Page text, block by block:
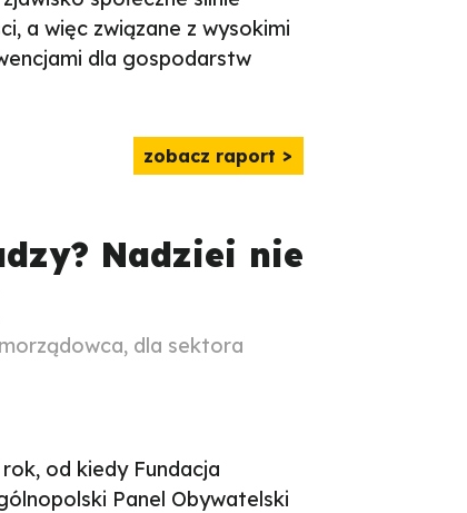
a więc związane z wysokimi
dla gospodarstw
zobacz raport
Nadziei nie
dla sektora
od kiedy Fundacja
Panel Obywatelski